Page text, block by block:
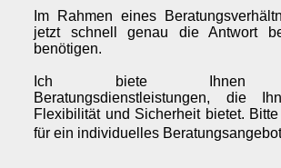
Im Rahmen eines
jetzt schnell genau die Antwort
benötigen.
Ich biete Ihnen
Beratungsdienstleistungen, die
Flexibilität und Sicherheit bietet.
für ein individuelles